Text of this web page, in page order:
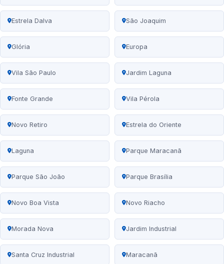
Estrela Dalva São Joaquim
Glória Europa
Vila São Paulo Jardim Laguna
Fonte Grande Vila Pérola
Novo Retiro Estrela do Oriente
Laguna Parque Maracanã
Parque São João Parque Brasília
Novo Boa Vista Novo Riacho
Morada Nova Jardim Industrial
Santa Cruz Industrial Maracanã